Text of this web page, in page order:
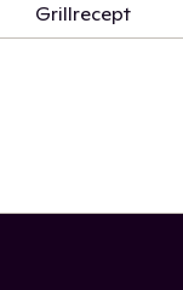
Grillrecept